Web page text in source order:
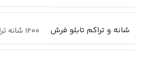
شانه و تراکم تابلو فرش 1200 شانه تراکم 3600